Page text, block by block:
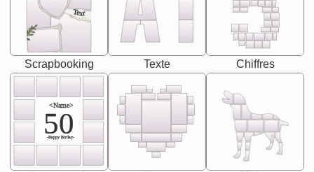
Text
Scrapbooking Texte Chiffres
<Name>
50
-Happy Birday-